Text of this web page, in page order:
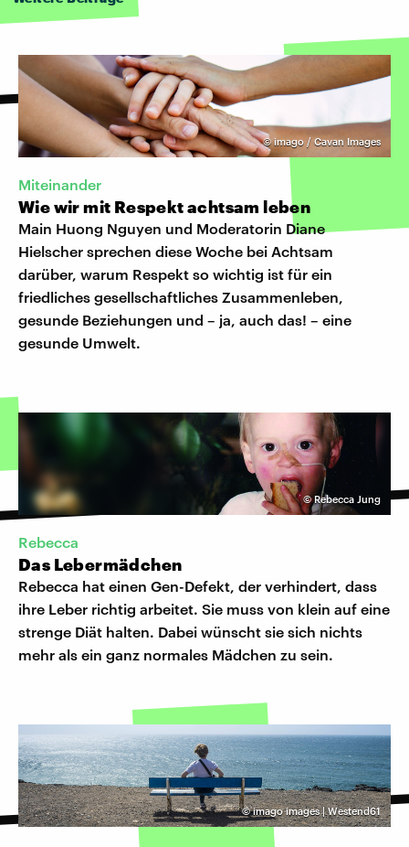
©imago / Cavan Images
Miteinander
Wie wir mit Respekt achtsam leben
Main Huong Nguyen und Moderatorin Diane
Hielscher sprechen diese Woche bei Achtsam
darüber, warum Respekt so wichtig ist für ein
friedliches gesellschaftliches Zusammenleben,
gesunde Beziehungen und – ja, auch das! – eine
gesunde Umwelt.
©Rebecca Jung
Rebecca
Das Lebermädchen
Rebecca hat einen Gen-Defekt, der verhindert, dass
ihre Leber richtig arbeitet. Sie muss von klein auf eine
strenge Diät halten. Dabei wünscht sie sich nichts
mehr als ein ganz normales Mädchen zu sein.
©imago images | Westend61